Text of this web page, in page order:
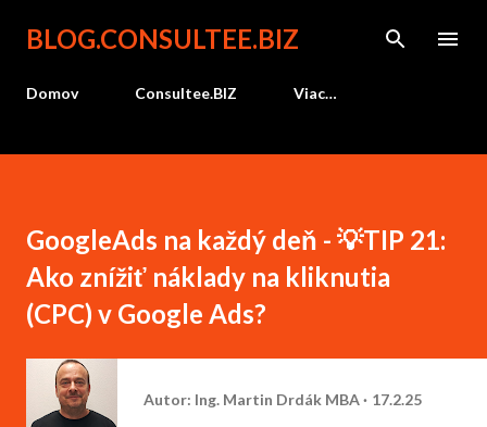
Preskočiť na hlavný obsah
BLOG.CONSULTEE.BIZ
Domov Consultee.BIZ Viac…
GoogleAds na každý deň - 💡TIP 21:
Ako znížiť náklady na kliknutia
(CPC) v Google Ads?
Autor: Ing. Martin Drdák MBA 17.2.25